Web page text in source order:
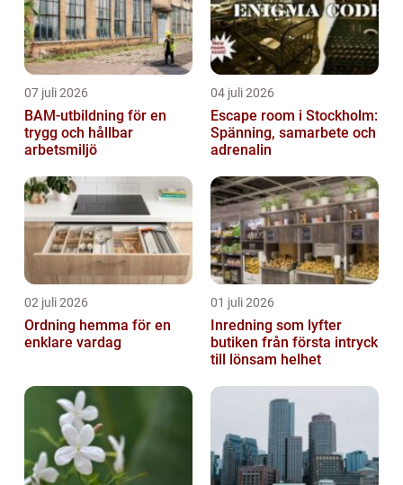
07 juli 2026
BAM-utbildning för en
trygg och hållbar
arbetsmiljö
04 juli 2026
Escape room i Stockholm:
Spänning, samarbete och
adrenalin
02 juli 2026
Ordning hemma för en
enklare vardag
01 juli 2026
Inredning som lyfter
butiken från första intryck
till lönsam helhet